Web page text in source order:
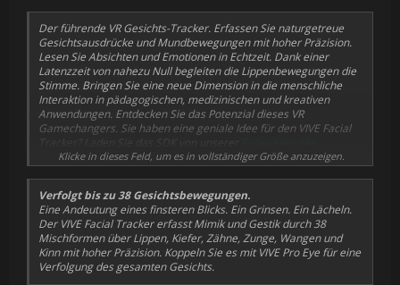
Der führende VR Gesichts-Tracker. Erfassen Sie naturgetreue
Gesichtsausdrücke und Mundbewegungen mit hoher Präzision.
Lesen Sie Absichten und Emotionen in Echtzeit. Dank einer
Latenzzeit von nahezu Null begleiten die Lippenbewegungen die
Stimme. Bringen Sie eine neue Dimension in die menschliche
Interaktion in pädagogischen, medizinischen und kreativen
Anwendungen. Entdecken Sie das Potenzial dieses VR
Gamechangers. Sie haben eine geniale Idee für den VIVE Facial
Tracker? Laden Sie das SDK von unserer
herunter.
Klicke in dieses Feld, um es in vollständiger Größe anzuzeigen.
Verfolgt bis zu 38 Gesichtsbewegungen.
Eine Andeutung eines finsteren Blicks. Ein Grinsen. Ein Lächeln.
Der VIVE Facial Tracker erfasst Mimik und Gestik durch 38
Mischformen über Lippen, Kiefer, Zähne, Zunge, Wangen und
Kinn mit hoher Präzision. Koppeln Sie es mit VIVE Pro Eye für eine
Verfolgung des gesamten Gesichts.